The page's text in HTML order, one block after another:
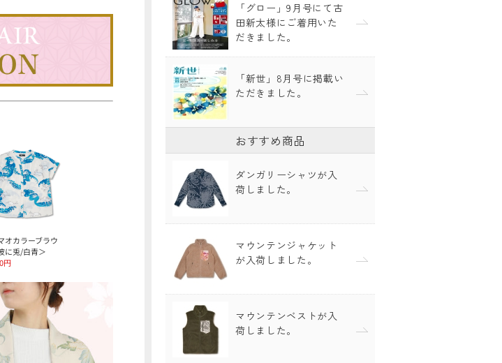
「グロー」9月号にて古
田新太様にご着用いた
だきました。
「新世」8月号に掲載い
ただきました。
おすすめ商品
ダンガリーシャツが入
荷しました。
マウンテンジャケット
が入荷しました。
マウンテンベストが入
荷しました。